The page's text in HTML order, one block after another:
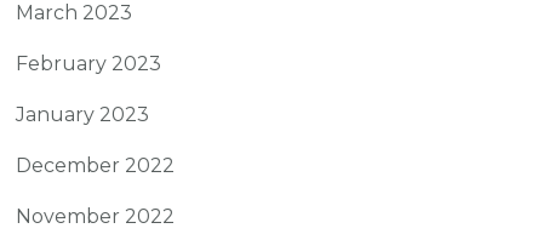
March 2023
February 2023
January 2023
December 2022
November 2022